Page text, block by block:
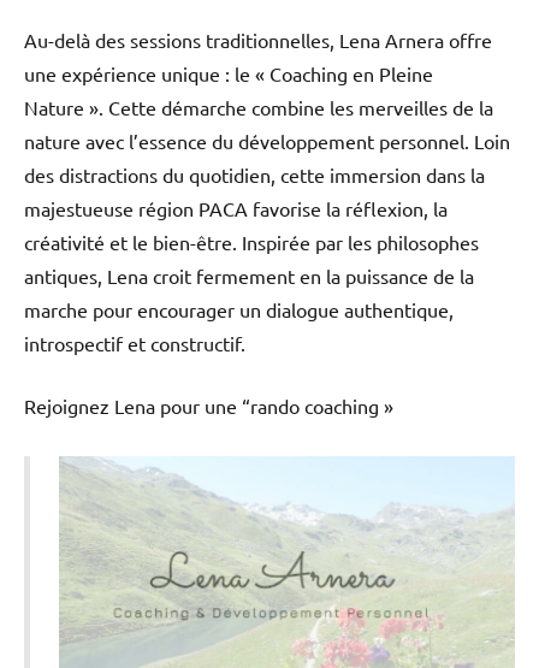
Au-delà des sessions traditionnelles, Lena Arnera offre
une expérience unique : le « Coaching en Pleine
Nature ». Cette démarche combine les merveilles de la
nature avec l’essence du développement personnel. Loin
des distractions du quotidien, cette immersion dans la
majestueuse région PACA favorise la réflexion, la
créativité et le bien-être. Inspirée par les philosophes
antiques, Lena croit fermement en la puissance de la
marche pour encourager un dialogue authentique,
introspectif et constructif.
Rejoignez Lena pour une “rando coaching »